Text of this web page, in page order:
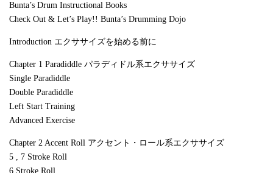
Bunta’s Drum Instructional Books
Check Out & Let’s Play!! Bunta’s Drumming Dojo
Introduction エクササイズを始める前に
Chapter 1 Paradiddle パラディドル系エクササイズ
Single Paradiddle
Double Paradiddle
Left Start Training
Advanced Exercise
Chapter 2 Accent Roll アクセント・ロール系エクササイズ
5 , 7 Stroke Roll
6 Stroke Roll